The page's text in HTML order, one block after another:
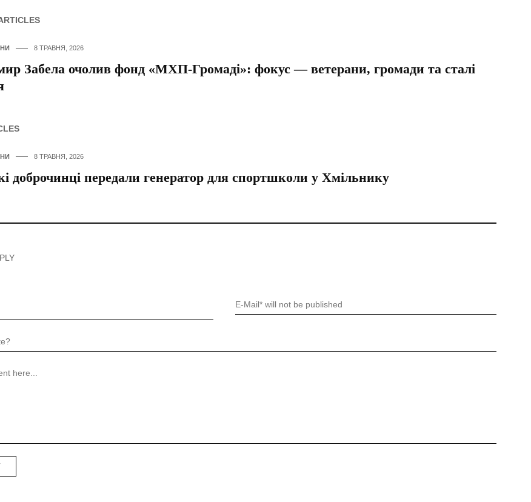
8 ТРАВНЯ, 2026
Забела очолив фонд «МХП-Громаді»: фокус — ветерани, громади та сталі
8 ТРАВНЯ, 2026
доброчинці передали генератор для спортшколи у Хмільнику